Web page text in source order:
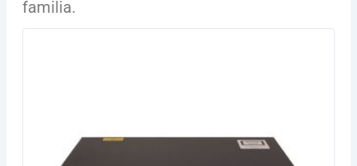
familia.